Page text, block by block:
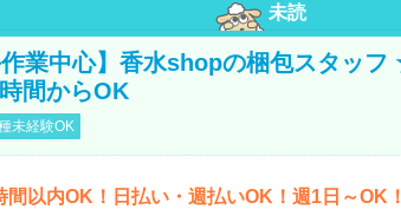
未読
作業中心】香水shopの梱包スタッ
間からOK
未経験OK
間以内OK！日払い・週払いOK！週1日～OK